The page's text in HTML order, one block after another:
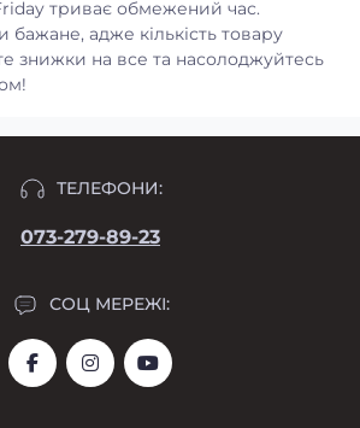
триває обмежений час.
бажане, адже кількість товару
знижки на все та насолоджуйтесь
ТЕЛЕФОНИ:
073-279-89-23
СОЦ МЕРЕЖІ: